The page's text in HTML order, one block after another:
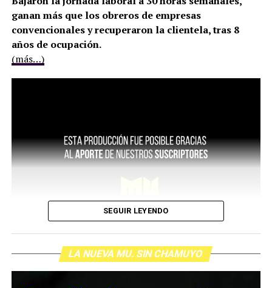
ganan más que los obreros de empresas
convencionales y recuperaron la clientela, tras 8
años de ocupación.
(más…)
SEGUIR LEYENDO
LA NUEVA MU. SIN CHAMUYO